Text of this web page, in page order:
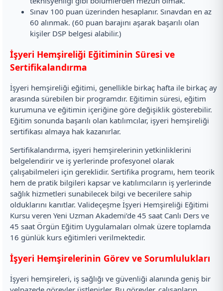
Sınav 100 puan üzerinden hesaplanır. Sınavdan en az
60 alınmak. (60 puan barajını aşarak başarılı olan
kişiler DSP belgesi alabilir.)
İşyeri Hemşireliği Eğitiminin Süresi ve
Sertifikalandırma
İşyeri hemşireliği eğitimi, genellikle birkaç hafta ile birkaç ay
arasında sürebilen bir programdır. Eğitimin süresi, eğitim
kurumuna ve eğitimin içeriğine göre değişiklik gösterebilir.
Eğitim sonunda başarılı olan katılımcılar, işyeri hemşireliği
sertifikası almaya hak kazanırlar.
Sertifikalandırma, işyeri hemşirelerinin yetkinliklerini
belgelendirir ve iş yerlerinde profesyonel olarak
çalışabilmeleri için gereklidir. Sertifika programı, hem teorik
hem de pratik bilgileri kapsar ve katılımcıların iş yerlerinde
sağlık hizmetleri sunabilecek bilgi ve becerilere sahip
olduklarını kanıtlar. Valideçeşme İşyeri Hemşireliği Eğitimi
Kursu veren Yeni Uzman Akademi’de 45 saat Canlı Ders ve
45 saat Örgün Eğitim Uygulamaları olmak üzere toplamda
16 günlük kurs eğitimleri verilmektedir.
İşyeri Hemşirelerinin Görev ve Sorumlulukları
İşyeri hemşireleri, iş sağlığı ve güvenliği alanında geniş bir